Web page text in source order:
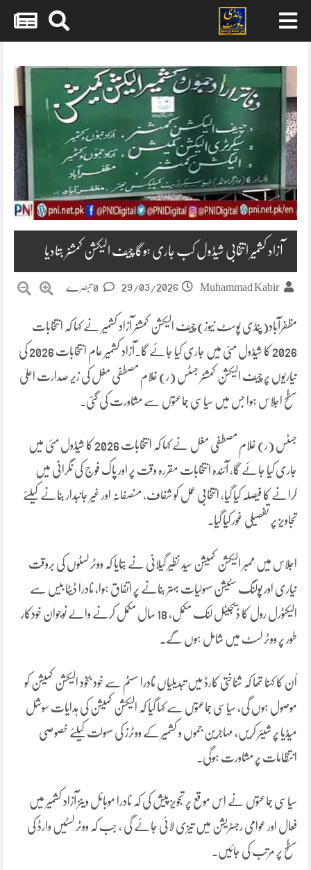
content
آزاد کشمیر انتخابی شیڈول کب جاری ہوگا چیف الیکشن کمشنر بتادیا
Muhammad Kabir
29/03/2026
مظفرآباد(پنڈی پوسٹ نیوز) چیف الیکشن کمشنر آزاد کشمیر نے کہا کہ انتخابات
2026 کا شیڈول مئی میں جاری کیا جائے گا۔آزاد کشمیر عام انتخابات 2026 کی
تیاریوں پر چیف الیکشن کمشنر جسٹس (ر) غلام مصطفی مغل کی زیر صدارت اعلیٰ
سطح اجلاس ہوا جس میں سیاسی جماعتوں سے مشاورت کی گئی۔
جسٹس (ر) غلام مصطفی مغل نے کہا کہ انتخابات 2026 کا شیڈول مئی میں
جاری کیا جائے گا، آئندہ انتخابات مقررہ وقت پر اور پاک فوج کی نگرانی میں
کرانے کا فیصلہ کیا گیا، انتخابی عمل کو شفاف، منصفانہ اور غیر جانبدار بنانے کیلئے
تجاویز پر تفصیلی غور کیا گیا۔
اجلاس میں ممبر الیکشن کمیشن سید نظیر گیلانی نے بتایا کہ ووٹر لسٹوں کی بروقت
تیاری اور پولنگ سٹیشن سہولیات بہتر بنانے پر اتفاق ہوا، نادرا ڈیٹا بیس سے
الیکٹورل رول کا ڈیجیٹل لنک مکمل، 18 سال مکمل کرنے والے نوجوان خودکار
طور پر ووٹر لسٹ میں شامل ہوں گے۔
اُن کا کہنا تھا کہ شناختی کارڈ میں تبدیلیاں نادرا سسٹم سے خود بخود الیکشن کمیشن کو
موصول ہوں گی، سیاسی جماعتوں سے کہا گیا کہ الیکشن کمیشن کی ہدایات سوشل
میڈیا پر شیئر کریں، مہاجرین جموں و کشمیر کے ووٹرز کی سہولت کیلئے خصوصی
انتظامات پر مشاورت ہوگی۔
سیاسی جماعتوں نے اِس موقع پر تجویز پیش کی کہ نادرا موبائل وینز آزاد کشمیر میں
فعال اور عوامی رجسٹریشن میں تیزی لائی جائے گی ، جب کہ ووٹر لسٹیں وارڈ کی
سطح پر مرتب کی جائیں۔